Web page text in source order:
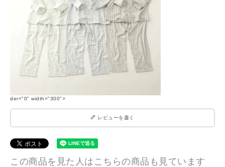
der="0" width="300">
レビューを書く
この商品を見た人はこちらの商品も見ています